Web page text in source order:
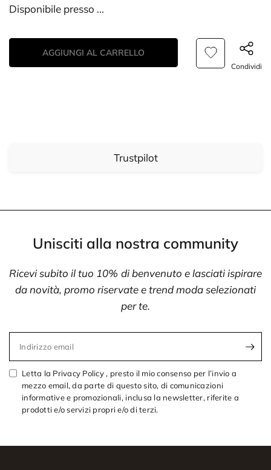
Disponibile presso ...
AGGIUNGI AL CARRELLO
Condividi
Trustpilot
Unisciti alla nostra community
Ricevi subito il tuo 10% di benvenuto e lasciati ispirare
da novità, promo riservate e trend moda selezionati
per te.
Indirizzo email
Letta la Privacy Policy , presto il mio consenso per l’invio a
mezzo email, da parte di questo sito, di comunicazioni
informative e promozionali, inclusa la newsletter, riferite a
prodotti e/o servizi propri e/o di terzi.